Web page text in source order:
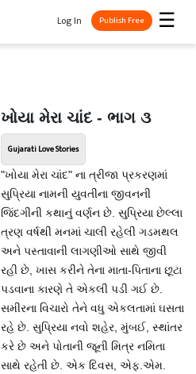
☰
Log In Publish Free
ખોયા મેરા ચાંદ - ભાગ ૩
Gujarati Love Stories
"ખોયા મેરા ચાંદ" ના ત્રીજા પ્રકરણમાં
સુપ્રિયા નામની યુવતીના જીવનની
જિંદગીની કથાનું વર્ણન છે. સુપ્રિયા છેલ્લા
ત્રણ વર્ષથી મનમાં ચાલી રહેલી ગડમથલ
અને પસ્તાવાની લાગણીઓ સાથે જીવી
રહી છે, ખાસ કરીને તેના માતા-પિતાના છૂટા
પડવાના કારણે તે એકલી પડી ગઈ છે.
સમીરના વિચારો તેને વધુ એકલતામાં ઘસતા
રહે છે. સુપ્રિયા નવો શહેર, મુંબઈ, સ્થાંતર
કરે છે અને પોતાની જૂની મિત્ર નમિતા
સાથે રહેતી છે. એક દિવસ, એફ.એમ.